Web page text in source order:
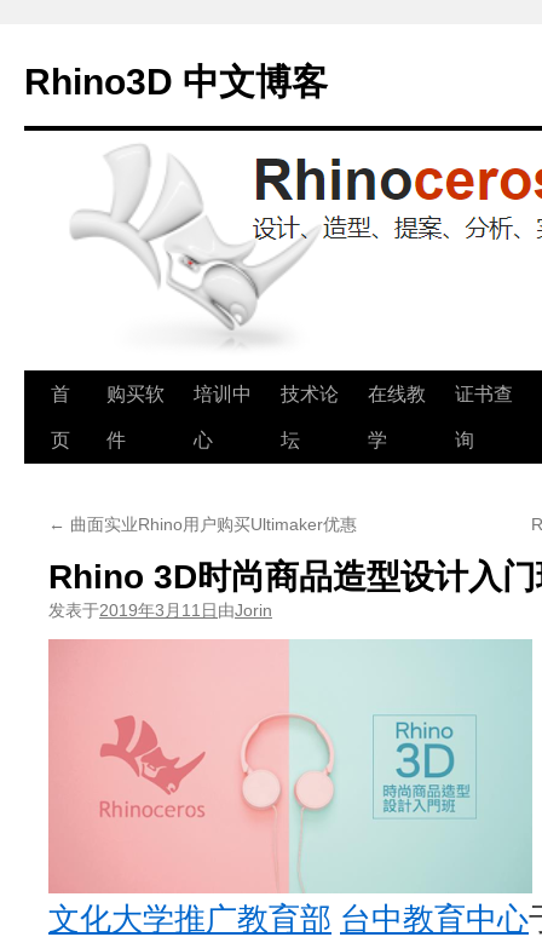
Rhino3D 中文博客
跳
至
首
页
购买软
件
培训中
心
技术论
坛
在线教
学
证书查
询
← 曲面实业Rhino用户购买Ultimaker优惠
Rhino 3D时尚商品造型设计入
发表于2019年3月11日由Jorin
文化大学推广教育部 台中教育中心